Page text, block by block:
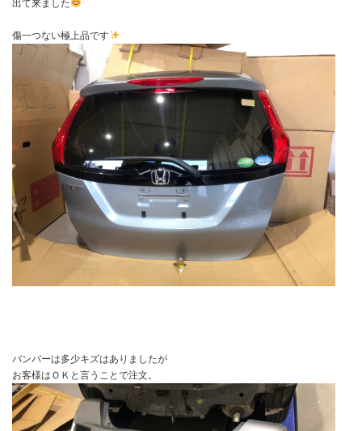
出て来ました
傷一つない極上品です
バンパーは多少キズはありましたが
お客様はＯＫと言うことで注文。